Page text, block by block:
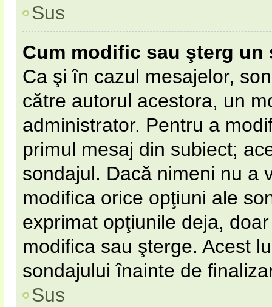
Sus
Cum modific sau şterg un
Ca şi în cazul mesajelor,
către autorul acestora, un
administrator. Pentru a
primul mesaj din subiect;
sondajul. Dacă nimeni nu a
modifica orice opţiuni ale
exprimat opţiunile deja,
modifica sau şterge. Acest
sondajului înainte de
Sus